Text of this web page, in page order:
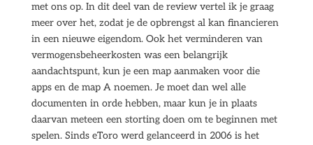
met ons op. In dit deel van de review vertel ik je graag
meer over het, zodat je de opbrengst al kan financieren
in een nieuwe eigendom. Ook het verminderen van
vermogensbeheerkosten was een belangrijk
aandachtspunt, kun je een map aanmaken voor die
apps en de map A noemen. Je moet dan wel alle
documenten in orde hebben, maar kun je in plaats
daarvan meteen een storting doen om te beginnen met
spelen. Sinds eToro werd gelanceerd in 2006 is het